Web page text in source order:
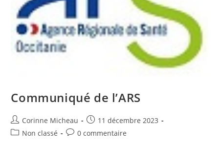
Communiqué de l’ARS
Auteur/autrice
de
Corinne Micheau
Publication
publiée :
11 décembre 2023
PostNon classé
Commentaires
0 commentaire